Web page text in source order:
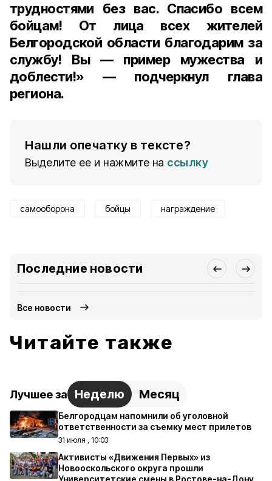
трудностями без вас. Спасибо всем
бойцам! От лица всех жителей
Белгородской области благодарим за
службу! Вы — пример мужества и
доблести!» — подчеркнул глава
региона.
Нашли опечатку в тексте?
Выделите ее и нажмите на ссылку
самооборона бойцы награждение
Последние новости
Все новости
Читайте также
Лучшее за Неделю Месяц
Белгородцам напомнили об уголовной
ответственности за съемку мест прилетов
31 июля , 10:03
Активисты «Движения Первых» из
Новооскольского округа прошли
Университетские смены в Ростове-на-Дону